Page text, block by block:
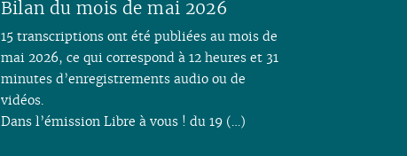
Bilan du mois de mai 2026
15 transcriptions ont été publiées au mois de
mai 2026, ce qui correspond à 12 heures et 31
minutes d’enregistrements audio ou de
vidéos.
Dans l’émission Libre à vous ! du 19 (…)